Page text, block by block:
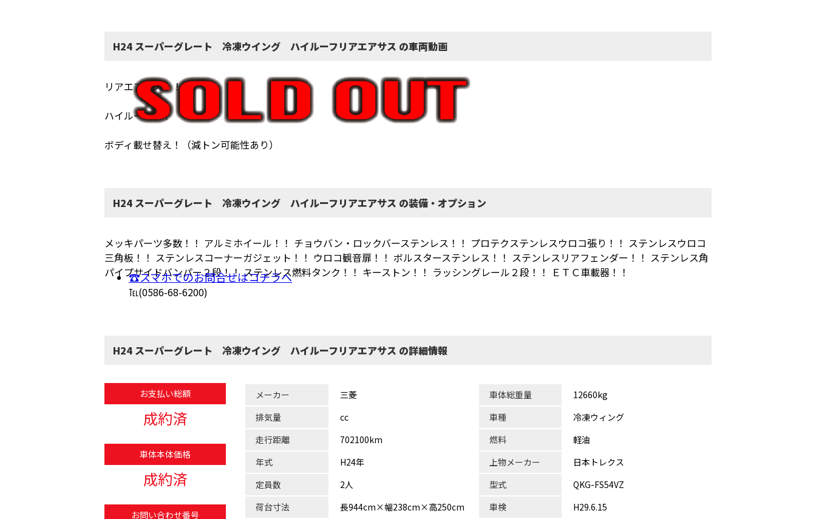
H24 スーパーグレート 冷凍ウイング ハイルーフリアエアサス の車両動画
リアエアサス！！
ハイルーフ！！
ボディ載せ替え！（減トン可能性あり）
H24 スーパーグレート 冷凍ウイング ハイルーフリアエアサス の装備・オプション
メッキパーツ多数！！ アルミホイール！！ チョウバン・ロックバーステンレス！！ プロテクステンレスウロコ張り！！ ステンレスウロコ
三角板！！ ステンレスコーナーガジェット！！ ウロコ観音扉！！ ボルスターステンレス！！ ステンレスリアフェンダー！！ ステンレス角
パイプサイドバンパー２段！！ ステンレス燃料タンク！！ キーストン！！ ラッシングレール２段！！ ＥＴＣ車載器！！
☎スマホでのお問合せはコチラへ
℡(0586-68-6200)
H24 スーパーグレート 冷凍ウイング ハイルーフリアエアサス の詳細情報
お支払い総額
成約済
車体本体価格
成約済
お問い合わせ番号
メーカー 三菱 車体総重量
12660kg
排気量
cc 車種
冷凍ウィング
走行距離
702100km 燃料
軽油
年式
H24年 上物メーカー
日本トレクス
定員数
2人 型式
QKG-FS54VZ
荷台寸法
長944cm×幅238cm×高250cm 車検
H29.6.15